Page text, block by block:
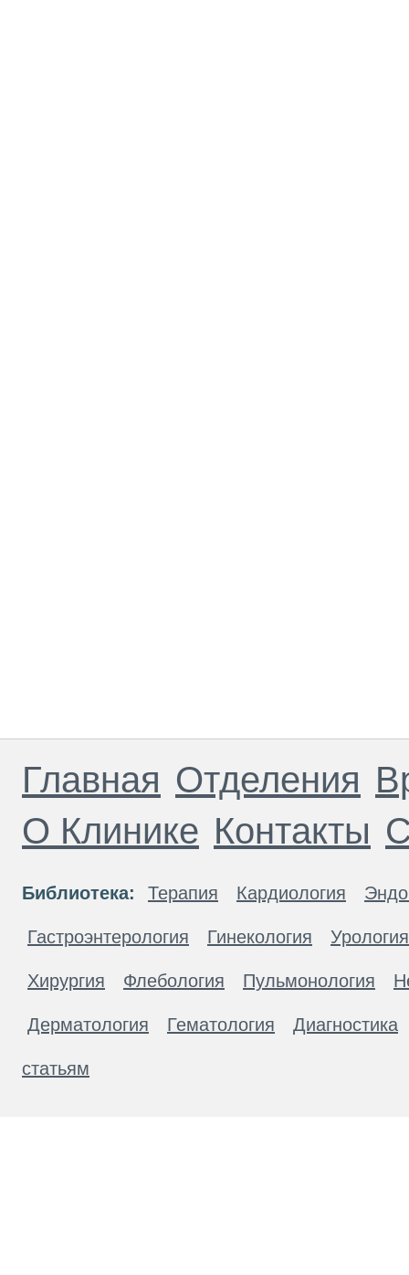
Главная Отделения
О Клинике Контакты
Библиотека: Терапия Кардиология
Гастроэнтерология Гинекология Урология
Хирургия Флебология Пульмонология
Дерматология Гематология Диагностика
статьям